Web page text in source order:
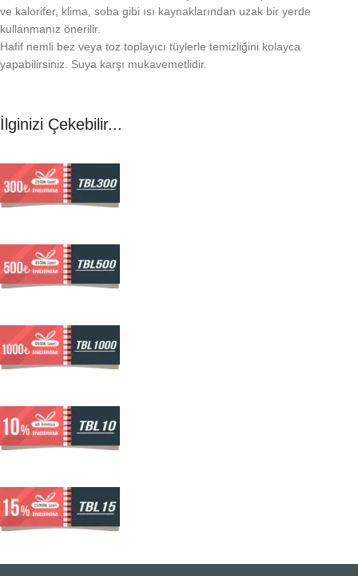
ve kalorifer, klima, soba gibi ısı kaynaklarından uzak bir yerde
kullanmanız önerilir.
Hafif nemli bez veya toz toplayıcı tüylerle temizliğini kolayca
yapabilirsiniz. Suya karşı mukavemetlidir.
İlginizi Çekebilir...